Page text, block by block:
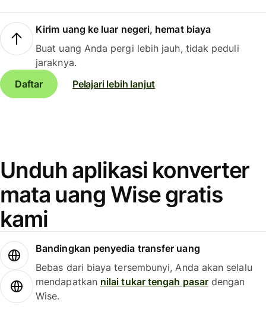
Kirim uang ke luar negeri, hemat biaya
Buat uang Anda pergi lebih jauh, tidak peduli
jaraknya.
Daftar
Pelajari lebih lanjut
Unduh aplikasi konverter
mata uang Wise gratis
kami
Bandingkan penyedia transfer uang
Bebas dari biaya tersembunyi, Anda akan selalu
mendapatkan nilai tukar tengah pasardengan
Wise.